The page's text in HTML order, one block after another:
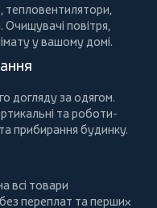
тепловентилятори,
. Очищувачі повітря,
у вашому домі.
догляду за одягом.
тароботи-
прибирання будинку.
всі товари
переплат та перших